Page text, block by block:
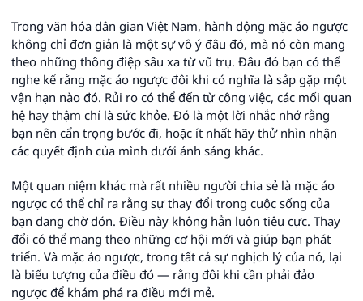
Trong văn hóa dân gian Việt Nam, hành động mặc áo ngược
không chỉ đơn giản là một sự vô ý đâu đó, mà nó còn mang
theo những thông điệp sâu xa từ vũ trụ. Đâu đó bạn có thể
nghe kể rằng mặc áo ngược đôi khi có nghĩa là sắp gặp một
vận hạn nào đó. Rủi ro có thể đến từ công việc, các mối quan
hệ hay thậm chí là sức khỏe. Đó là một lời nhắc nhớ rằng
bạn nên cẩn trọng bước đi, hoặc ít nhất hãy thử nhìn nhận
các quyết định của mình dưới ánh sáng khác.
Một quan niệm khác mà rất nhiều người chia sẻ là mặc áo
ngược có thể chỉ ra rằng sự thay đổi trong cuộc sống của
bạn đang chờ đón. Điều này không hẳn luôn tiêu cực. Thay
đổi có thể mang theo những cơ hội mới và giúp bạn phát
triển. Và mặc áo ngược, trong tất cả sự nghịch lý của nó, lại
là biểu tượng của điều đó — rằng đôi khi cần phải đảo
ngược để khám phá ra điều mới mẻ.